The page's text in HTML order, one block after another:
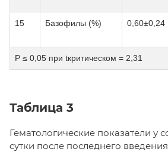
15 Базофилы (%) 0,60±0,24
Р ≤ 0,05 при tкритическом = 2,31
Таблица 3
Гематологические показатели у
сутки после последнего